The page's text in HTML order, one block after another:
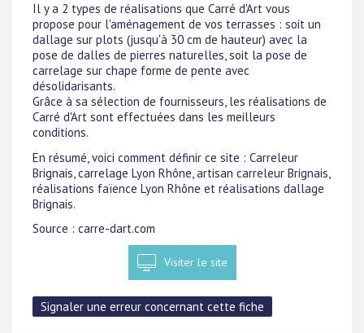
Il y a 2 types de réalisations que Carré d'Art vous
propose pour l'aménagement de vos terrasses : soit un
dallage sur plots (jusqu'à 30 cm de hauteur) avec la
pose de dalles de pierres naturelles, soit la pose de
carrelage sur chape forme de pente avec
désolidarisants.
Grâce à sa sélection de fournisseurs, les réalisations de
Carré d'Art sont effectuées dans les meilleurs
conditions.
En résumé, voici comment définir ce site : Carreleur
Brignais, carrelage Lyon Rhône, artisan carreleur Brignais,
réalisations faïence Lyon Rhône et réalisations dallage
Brignais.
Source : carre-dart.com
Visiter le site